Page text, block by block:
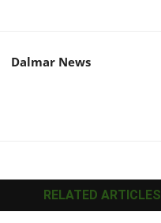
Dalmar News
RELATED ARTICLES